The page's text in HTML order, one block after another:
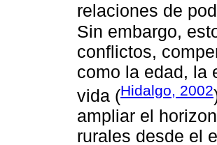
relaciones de
Sin embargo,
conflictos,
como la edad, la
vida (Hidalgo, 2002
ampliar el
rurales desde el